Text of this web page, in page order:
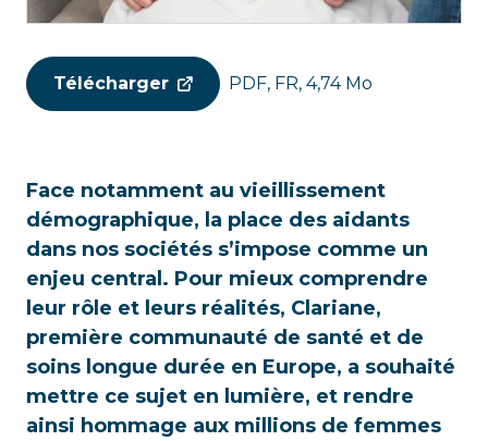
Télécharger PDF, FR, 4,74 Mo
Face notamment au vieillissement
démographique, la place des aidants
dans nos sociétés s’impose comme un
enjeu central. Pour mieux comprendre
leur rôle et leurs réalités, Clariane,
première communauté de santé et de
soins longue durée en Europe, a souhaité
mettre ce sujet en lumière, et rendre
ainsi hommage aux millions de femmes